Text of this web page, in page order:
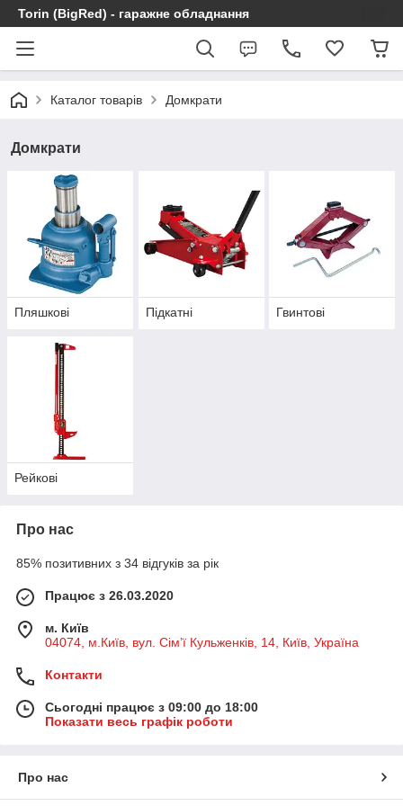
Torin (BigRed) - гаражне обладнання
Каталог товарів Домкрати
Домкрати
Пляшкові Підкатні Гвинтові
Рейкові
Про нас
85% позитивних з 34 відгуків за рік
Працює з 26.03.2020
м. Київ
04074, м.Київ, вул. Сім’ї Кульженків, 14, Київ, Україна
Контакти
Сьогодні працює з 09:00 до 18:00
Показати весь графік роботи
Про нас